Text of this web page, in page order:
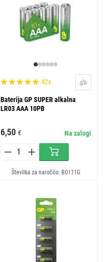
42x
Baterija GP SUPER alkalna
LR03 AAA 10PB
6,50 € Na zalogi
Številka za naročilo: B0111G